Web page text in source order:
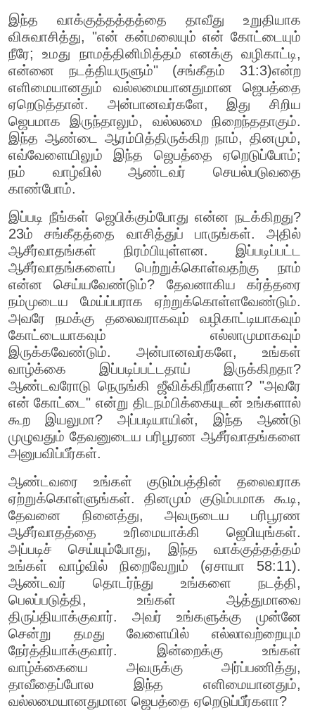
இந்த வாக்குத்தத்தத்தை தாவீது உறுதியாக
விசுவாசித்து, "என் கன்மலையும் என் கோட்டையும்
நீரே; உமது நாமத்தினிமித்தம் எனக்கு வழிகாட்டி,
என்னை நடத்தியருளும்" (சங்கீதம் 31:3)என்ற
எளிமையானதும் வல்லமையானதுமான ஜெபத்தை
ஏறெடுத்தான். அன்பானவர்களே, இது சிறிய
ஜெபமாக இருந்தாலும், வல்லமை நிறைந்ததாகும்.
இந்த ஆண்டை ஆரம்பித்திருக்கிற நாம், தினமும்,
எவ்வேளையிலும் இந்த ஜெபத்தை ஏறெடுப்போம்;
நம் வாழ்வில் ஆண்டவர் செயல்படுவதை
காண்போம்.
இப்படி நீங்கள் ஜெபிக்கும்போது என்ன நடக்கிறது?
23ம் சங்கீதத்தை வாசித்துப் பாருங்கள். அதில்
ஆசீர்வாதங்கள் நிரம்பியுள்ளன. இப்படிப்பட்ட
ஆசீர்வாதங்களைப் பெற்றுக்கொள்வதற்கு நாம்
என்ன செய்யவேண்டும்? தேவனாகிய கர்த்தரை
நம்முடைய மேய்ப்பராக ஏற்றுக்கொள்ளவேண்டும்.
அவரே நமக்கு தலைவராகவும் வழிகாட்டியாகவும்
கோட்டையாகவும் எல்லாமுமாகவும்
இருக்கவேண்டும். அன்பானவர்களே, உங்கள்
வாழ்க்கை இப்படிப்பட்டதாய் இருக்கிறதா?
ஆண்டவரோடு நெருங்கி ஜீவிக்கிறீர்களா? "அவரே
என் கோட்டை" என்று திடநம்பிக்கையுடன் உங்களால்
கூற இயலுமா? அப்படியாயின், இந்த ஆண்டு
முழுவதும் தேவனுடைய பரிபூரண ஆசீர்வாதங்களை
அனுபவிப்பீர்கள்.
ஆண்டவரை உங்கள் குடும்பத்தின் தலைவராக
ஏற்றுக்கொள்ளுங்கள். தினமும் குடும்பமாக கூடி,
தேவனை நினைத்து, அவருடைய பரிபூரண
ஆசீர்வாதத்தை உரிமையாக்கி ஜெபியுங்கள்.
அப்படிச் செய்யும்போது, இந்த வாக்குத்தத்தம்
உங்கள் வாழ்வில் நிறைவேறும் (ஏசாயா 58:11).
ஆண்டவர் தொடர்ந்து உங்களை நடத்தி,
பெலப்படுத்தி, உங்கள் ஆத்துமாவை
திருப்தியாக்குவார். அவர் உங்களுக்கு முன்னே
சென்று தமது வேளையில் எல்லாவற்றையும்
நேர்த்தியாக்குவார். இன்றைக்கு உங்கள்
வாழ்க்கையை அவருக்கு அர்ப்பணித்து,
தாவீதைப்போல இந்த எளிமையானதும்,
வல்லமையானதுமான ஜெபத்தை ஏறெடுப்பீர்களா?